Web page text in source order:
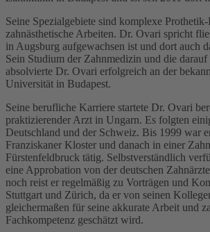
Seine Spezialgebiete sind komplexe
zahnästhetische Arbeiten. Dr. Ovari spricht
in Augsburg aufgewachsen ist und dort auch
Sein Studium der Zahnmedizin und die
absolvierte Dr. Ovari erfolgreich an der
Universität in Budapest.
Seine berufliche Karriere startete Dr. Ovari
praktizierender Arzt in Ungarn. Es folgten
Deutschland und der Schweiz. Bis 1999 war
Franziskaner Kloster und danach in einer
Fürstenfeldbruck tätig. Selbstverständlich
eine Approbation von der deutschen
noch reist er regelmäßig zu Vorträgen und
Stuttgart und Zürich, da er von seinen
gleichermaßen für seine akkurate Arbeit und
Fachkompetenz geschätzt wird.